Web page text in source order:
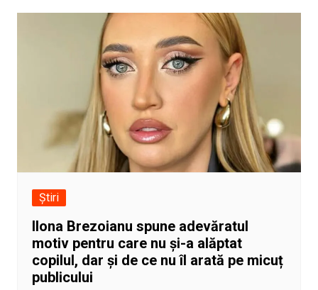
Știri
Ilona Brezoianu spune adevăratul
motiv pentru care nu și-a alăptat
copilul, dar și de ce nu îl arată pe micuț
publicului